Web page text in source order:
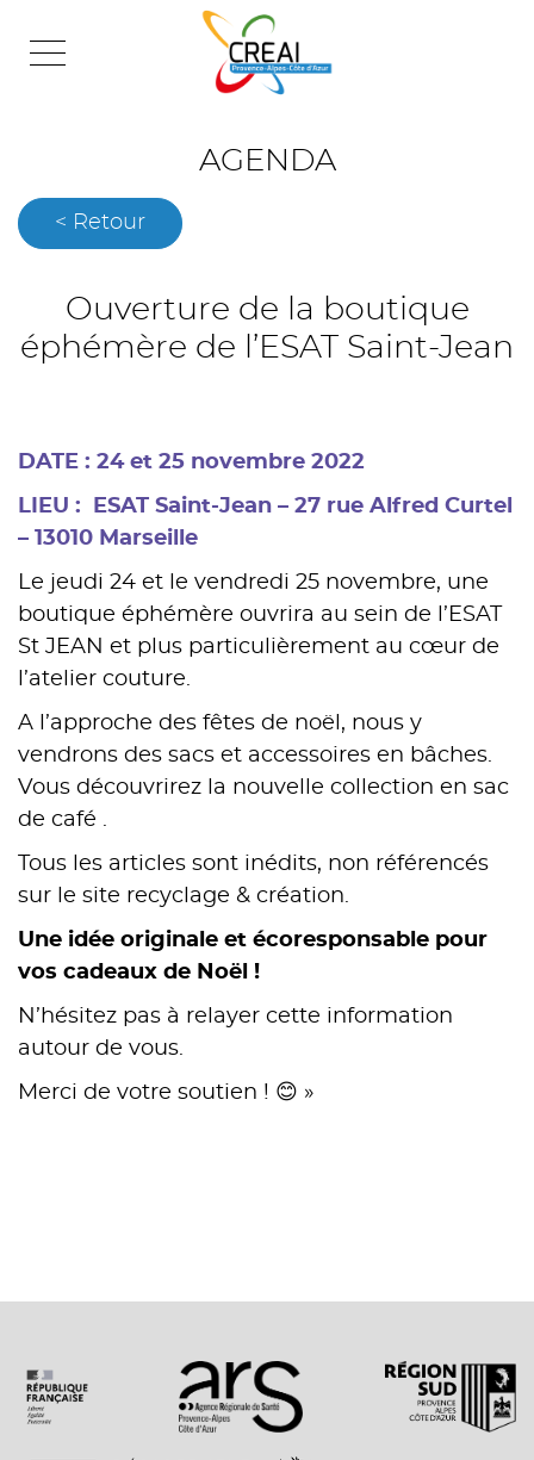
AGENDA
< Retour
Ouverture de la boutique
éphémère de l’ESAT Saint-Jean
DATE : 24 et 25 novembre 2022
LIEU : ESAT Saint-Jean – 27 rue Alfred Curtel
– 13010 Marseille
Le jeudi 24 et le vendredi 25 novembre, une
boutique éphémère ouvrira au sein de l’ESAT
St JEAN et plus particulièrement au cœur de
l’atelier couture.
A l’approche des fêtes de noël, nous y
vendrons des sacs et accessoires en bâches.
Vous découvrirez la nouvelle collection en sac
de café .
Tous les articles sont inédits, non référencés
sur le site recyclage & création.
Une idée originale et écoresponsable pour
vos cadeaux de Noël !
N’hésitez pas à relayer cette information
autour de vous.
Merci de votre soutien ! 😊 »